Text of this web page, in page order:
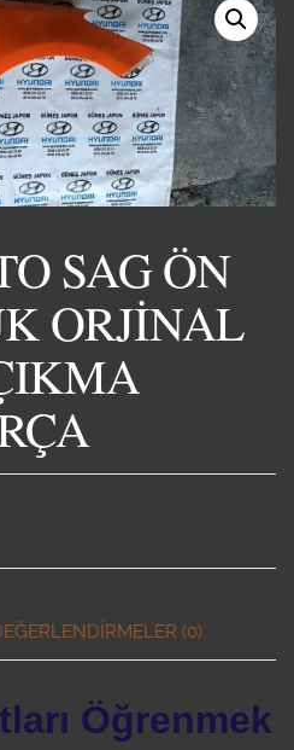
2013-2018 ÇIKMA YEDEK
PARÇA
SAG ÖN
ORJİNAL
(0)
Öğrenmek